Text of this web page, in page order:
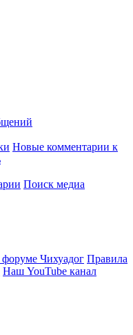
Новые комментарии к
Поиск медиа
Чихуадог Правила
Наш YouTube канал